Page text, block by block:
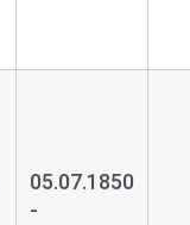
05.07.1850
-